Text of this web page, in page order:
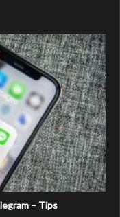
– Tips